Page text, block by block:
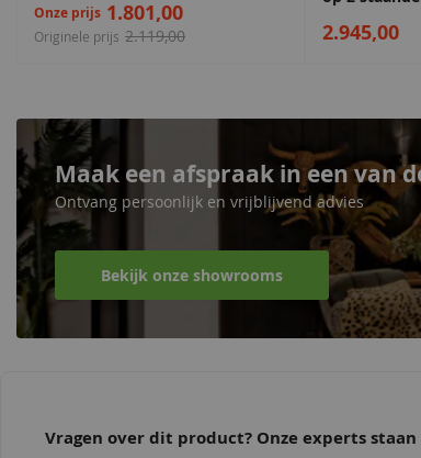
Originele prijs 2.119,00
Onze prijs 1.801,00
2.945,00
Maak een afspraak in een van
Ontvang persoonlijk en vrijblijvend advies
Bekijk onze showrooms
Vragen over dit product? Onze experts